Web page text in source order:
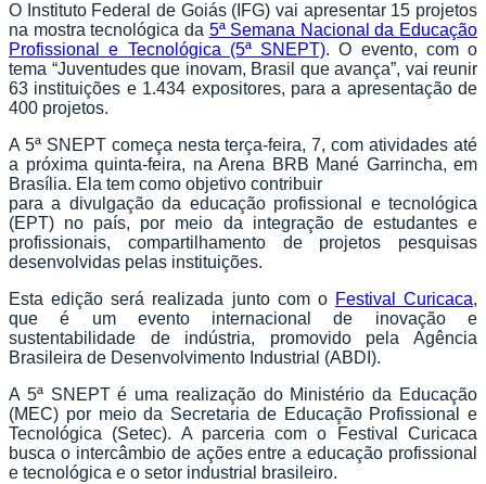
O Instituto Federal de Goiás (IFG) vai apresentar 15 projetos
na mostra tecnológica da 5ª Semana Nacional da Educação
Profissional e Tecnológica (5ª SNEPT). O evento, com o
tema “Juventudes que inovam, Brasil que avança”, vai reunir
63 instituições e 1.434 expositores, para a apresentação de
400 projetos.
A 5ª SNEPT começa nesta terça-feira, 7, com atividades até
a próxima quinta-feira, na Arena BRB Mané Garrincha, em
Brasília. Ela tem como objetivo contribuir
para a divulgação da educação profissional e tecnológica
(EPT) no país, por meio da integração de estudantes e
profissionais, compartilhamento de projetos pesquisas
desenvolvidas pelas instituições.
Esta edição será realizada junto com o Festival Curicaca,
que é um evento internacional de inovação e
sustentabilidade de indústria, promovido pela Agência
Brasileira de Desenvolvimento Industrial (ABDI).
A 5ª SNEPT é uma realização do Ministério da Educação
(MEC) por meio da Secretaria de Educação Profissional e
Tecnológica (Setec). A parceria com o Festival Curicaca
busca o intercâmbio de ações entre a educação profissional
e tecnológica e o setor industrial brasileiro.